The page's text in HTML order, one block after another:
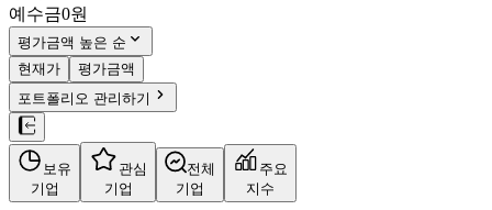
PER-
fPER -
배당수익률-
자사주비율-
결산월12월
4분기누적
10년
주재무제표
예수금0원
평가금액 높은 순
현재가
평가금액
포트폴리오 관리하기
보유
기업
관심
기업
전체
기업
주요
지수